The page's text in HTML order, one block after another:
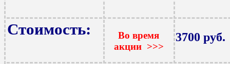
Стоимость:
Во время
акции >>>
3700 руб.